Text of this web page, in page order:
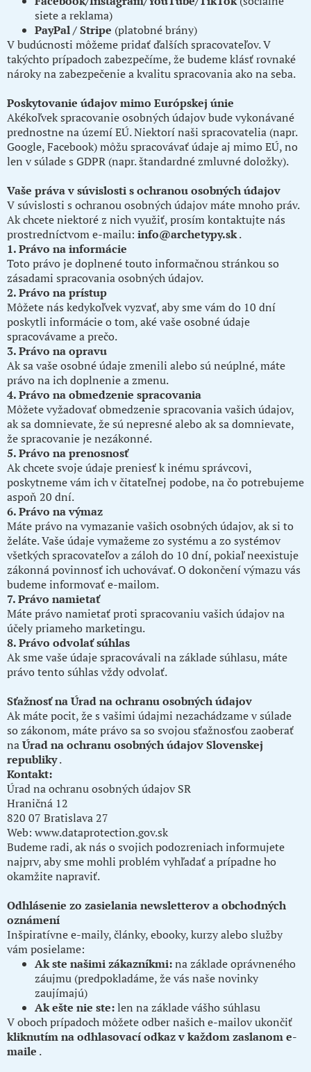
siete a reklama)
PayPal / Stripe (platobné brány)
V budúcnosti môžeme pridať ďalších spracovateľov. V
takýchto prípadoch zabezpečíme, že budeme klásť rovnaké
nároky na zabezpečenie a kvalitu spracovania ako na seba.
Poskytovanie údajov mimo Európskej únie
Akékoľvek spracovanie osobných údajov bude vykonávané
prednostne na území EÚ. Niektorí naši spracovatelia (napr.
Google, Facebook) môžu spracovávať údaje aj mimo EÚ, no
len v súlade s GDPR (napr. štandardné zmluvné doložky).
Vaše práva v súvislosti s ochranou osobných údajov
V súvislosti s ochranou osobných údajov máte mnoho práv.
Ak chcete niektoré z nich využiť, prosím kontaktujte nás
prostredníctvom e-mailu: info@archetypy.sk.
1. Právo na informácie
Toto právo je doplnené touto informačnou stránkou so
zásadami spracovania osobných údajov.
2. Právo na prístup
Môžete nás kedykoľvek vyzvať, aby sme vám do 10 dní
poskytli informácie o tom, aké vaše osobné údaje
spracovávame a prečo.
3. Právo na opravu
Ak sa vaše osobné údaje zmenili alebo sú neúplné, máte
právo na ich doplnenie a zmenu.
4. Právo na obmedzenie spracovania
Môžete vyžadovať obmedzenie spracovania vašich údajov,
ak sa domnievate, že sú nepresné alebo ak sa domnievate,
že spracovanie je nezákonné.
5. Právo na prenosnosť
Ak chcete svoje údaje preniesť k inému správcovi,
poskytneme vám ich v čitateľnej podobe, na čo potrebujeme
aspoň 20 dní.
6. Právo na výmaz
Máte právo na vymazanie vašich osobných údajov, ak si to
želáte. Vaše údaje vymažeme zo systému a zo systémov
všetkých spracovateľov a záloh do 10 dní, pokiaľ neexistuje
zákonná povinnosť ich uchovávať. O dokončení výmazu vás
budeme informovať e-mailom.
7. Právo namietať
Máte právo namietať proti spracovaniu vašich údajov na
účely priameho marketingu.
8. Právo odvolať súhlas
Ak sme vaše údaje spracovávali na základe súhlasu, máte
právo tento súhlas vždy odvolať.
Sťažnosť na Úrad na ochranu osobných údajov
Ak máte pocit, že s vašimi údajmi nezachádzame v súlade
so zákonom, máte právo sa so svojou sťažnosťou zaoberať
naÚrad na ochranu osobných údajov Slovenskej
republiky.
Kontakt:
Úrad na ochranu osobných údajov SR
Hraničná 12
820 07 Bratislava 27
Web: www.dataprotection.gov.sk
Budeme radi, ak nás o svojich podozreniach informujete
najprv, aby sme mohli problém vyhľadať a prípadne ho
okamžite napraviť.
Odhlásenie zo zasielania newsletterov a obchodných
oznámení
Inšpiratívne e-maily, články, ebooky, kurzy alebo služby
vám posielame:
Ak ste našimi zákazníkmi:na základe oprávneného
záujmu (predpokladáme, že vás naše novinky
zaujímajú)
Ak ešte nie ste:len na základe vášho súhlasu
V oboch prípadoch môžete odber našich e-mailov ukončiť
kliknutím na odhlasovací odkaz v každom zaslanom e-
maile .